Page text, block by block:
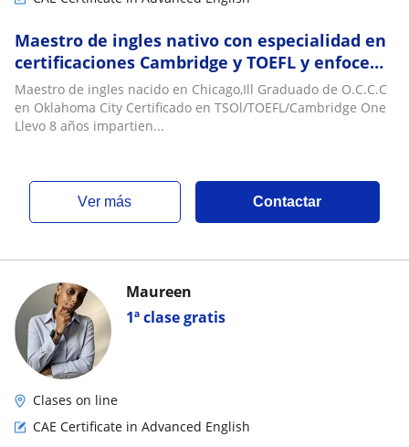
Maestro de ingles nativo con especialidad en
certificaciones Cambridge y TOEFL y enfoce
en English speaking ???
Maestro de ingles nacido en Chicago,Ill Graduado de O.C.C.C
en Oklahoma City Certificado en TSOl/TOEFL/Cambridge One
Llevo 8 años impartien...
ver más Contactar
1ª clase gratis
Maureen
Clases on line
CAE Certificate in Advanced English